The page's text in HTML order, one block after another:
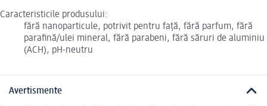
Caracteristicile produsului:
fără nanoparticule, potrivit pentru față, fără parfum, fără
parafină/ulei mineral, fără parabeni, fără săruri de aluminiu
(ACH), pH-neutru
Avertismente